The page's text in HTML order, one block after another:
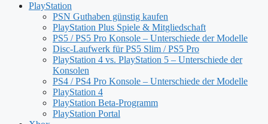
PlayStation
PSN Guthaben günstig kaufen
PlayStation Plus Spiele & Mitgliedschaft
PS5 / PS5 Pro Konsole – Unterschiede der Modelle
Disc-Laufwerk für PS5 Slim / PS5 Pro
PlayStation 4 vs. PlayStation 5 – Unterschiede der
Konsolen
PS4 / PS4 Pro Konsole – Unterschiede der Modelle
PlayStation 4
PlayStation Beta-Programm
PlayStation Portal